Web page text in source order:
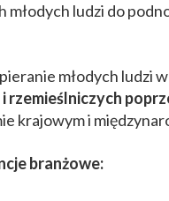
ludzi do
młodych ludzi
rzemieślniczych
krajowym i
branżowe: